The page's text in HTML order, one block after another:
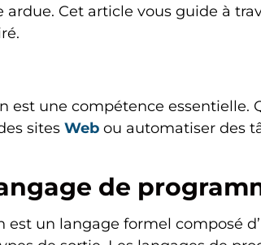
Cet article vous guide à
est une compétence essentielle.
sites Web ou automatiser des
de
un langage formel composé